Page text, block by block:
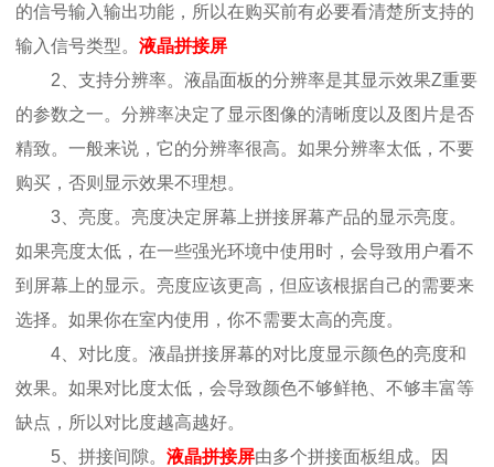
的信号输入输出功能，所以在购买前有必要看清楚所支持的
输入信号类型。 液晶拼接屏
2、支持分辨率。液晶面板的分辨率是其显示效果Z重要
的参数之一。分辨率决定了显示图像的清晰度以及图片是否
精致。一般来说，它的分辨率很高。如果分辨率太低，不要
购买，否则显示效果不理想。
3、亮度。亮度决定屏幕上拼接屏幕产品的显示亮度。
如果亮度太低，在一些强光环境中使用时，会导致用户看不
到屏幕上的显示。亮度应该更高，但应该根据自己的需要来
选择。如果你在室内使用，你不需要太高的亮度。
4、对比度。液晶拼接屏幕的对比度显示颜色的亮度和
效果。如果对比度太低，会导致颜色不够鲜艳、不够丰富等
缺点，所以对比度越高越好。
5、拼接间隙。 液晶拼接屏由多个拼接面板组成。因